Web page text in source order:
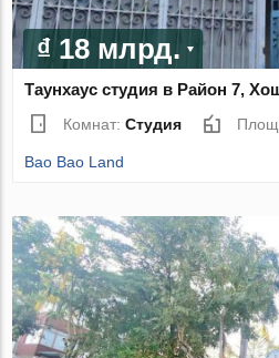
₫ 18 млрд.
Таунхаус студия в Район 7,
Комнат:Студия
Bao Bao Land